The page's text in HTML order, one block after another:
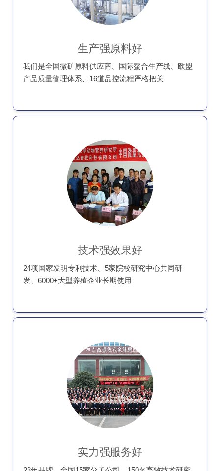
生产强原料好
我们是全国微矿原料供应商、国际螯合生产线、欧盟
产品质量管理体系、16道品控流程严格把关
技术强效果好
24项国家发明专利技术、5家院校研究中心共同研
发、6000+大型养殖企业长期使用
实力强服务好